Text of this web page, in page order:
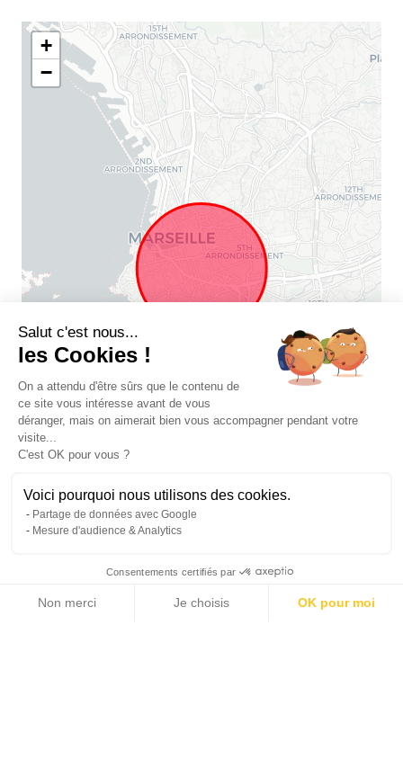
+
−
Leaflet
Salut c'est nous...
les Cookies !
On a attendu d'être sûrs que le contenu de
ce site vous intéresse avant de vous
déranger, mais on aimerait bien vous accompagner pendant votre
visite...
C'est OK pour vous ?
Voici pourquoi nous utilisons des cookies.
Partage de données avec Google
Mesure d'audience & Analytics
Consentements certifiés par
Non merci Je choisis
OK pour moi